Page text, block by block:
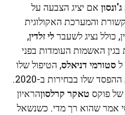
אם יציג הצבעה על
והמערכת האקולוגית
כולל נציג לשעברלי זלדין,
בגין האשמות העומדות בפני
סטורמי דניאלס, הטיפול שלו
במסמכים מסווגים, ומאמציו לבטל את ההפסד שלו בבחירות ב-2020.
של פוקס טאקר קרלסוןהראיון
אמר שהוא רך מדי. כשנשאל